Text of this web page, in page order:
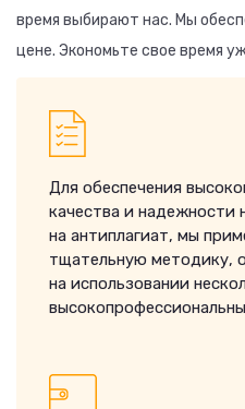
время выбирают нас. Мы
цене. Экономьте свое время
Для обеспечения
качества и надежности
на антиплагиат, мы
тщательную методику,
на использовании